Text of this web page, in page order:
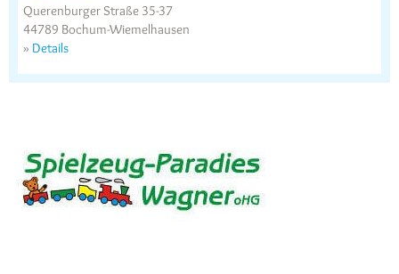
Querenburger Straße 35-37
44789 Bochum-Wiemelhausen
» Details